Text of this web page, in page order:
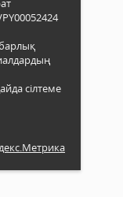
сілтеме